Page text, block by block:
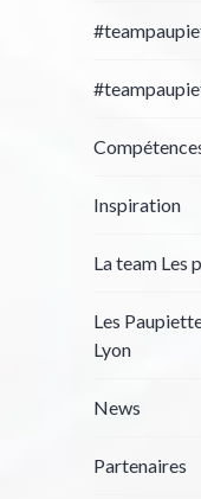
Inspiration
La team Les
Les
Lyon
News
Partenaires